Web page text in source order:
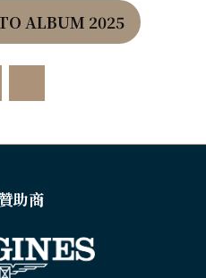
ALBUM 2025
(OPENS
NEW
助商